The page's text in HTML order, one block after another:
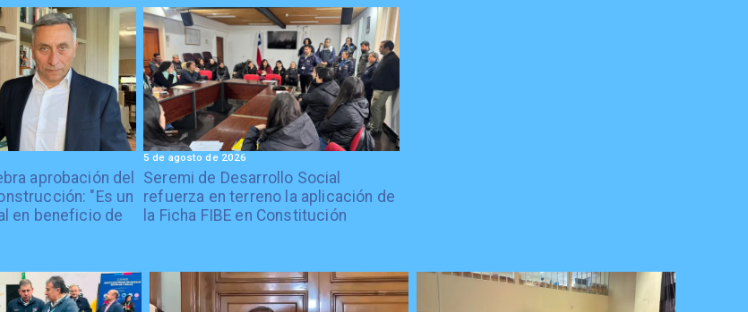
aprobación del
"Es un
en beneficio de
Seremi de Desarrollo Social
refuerza en terreno la aplicación de
la Ficha FIBE en Constitución
5 de agosto de 2026